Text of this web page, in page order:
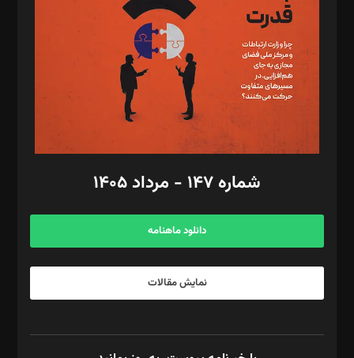
رستمی،مصطفی باستان
ویرایش: نگار استاد‌‌آقا
طراح یونیفرم: مجید توکلی
فیلمبرداری و عکاسی: امیر شفیعی، مانی لطفی زاده
گرافیک و صفحه‌آرایی: سید‌سبحان‌علی ثابت
مد‌یر توسعه تجاری: کامبیز برید‌
امور مالی: شاپور رهبری، محمد‌ کاظمی‌نیا
آگهی و مشترکین: ۰۹۱۹۹۹۹۰۴۵۴
شماره ۱۴۷ - مرداد ۱۴۰۵
دانلود ماهنامه
نمایش مقالات